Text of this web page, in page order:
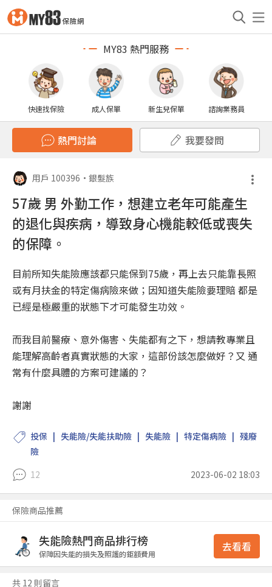
MY83 熱門服務
快速找保險 成人保單 新生兒保單 諮詢業務員
熱門討論 我要發問
用戶 100396 • 銀髮族
57歲 男 外勤工作，想建立老年可能產生
的退化與疾病，導致身心機能較低或喪失
的保障。
目前所知失能險應該都只能保到75歲，再上去只能靠長照
或有月扶金的特定傷病險來做；因知道失能險要理賠 都是
已經是極嚴重的狀態下才可能發生功效。
而我目前醫療、意外傷害、失能都有之下，想請教專業且
能理解高齡者真實狀態的大家，這部份該怎麼做好？又 通
常有什麼具體的方案可建議的？
謝謝
投保 失能險/失能扶助險 失能險 特定傷病險
殘廢
險
12
2023-06-02 18:03
保險商品推薦
失能險熱門商品排行榜
保障因失能的損失及照護的鉅額費用
去看看
共 12 則留言